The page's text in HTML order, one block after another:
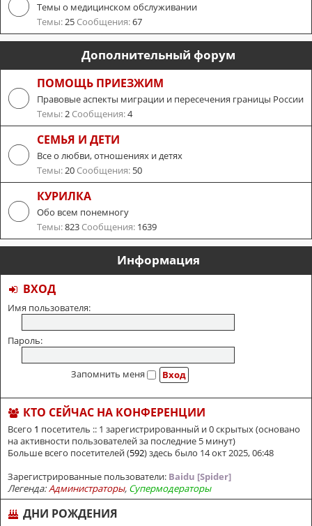
Темы о медицинском обслуживании
Темы:25 Сообщения:67
Дополнительный форум
ПОМОЩЬ ПРИЕЗЖИМ
Правовые аспекты миграции и пересечения границы России
Темы:2 Сообщения:4
СЕМЬЯ И ДЕТИ
Все о любви, отношениях и детях
Темы:20 Сообщения: 50
КУРИЛКА
Обо всем понемногу
Темы:823 Сообщения: 1639
Информация
ВХОД
Имя пользователя:
Пароль:
Запомнить меня
КТО СЕЙЧАС НА КОНФЕРЕНЦИИ
Всего 1 посетитель :: 1 зарегистрированный и 0 скрытых (основано
на активности пользователей за последние 5 минут)
Больше всего посетителей (592) здесь было 14 окт 2025, 06:48
Зарегистрированные пользователи: Baidu [Spider]
Легенда:Администраторы, Супермодераторы
ДНИ РОЖДЕНИЯ